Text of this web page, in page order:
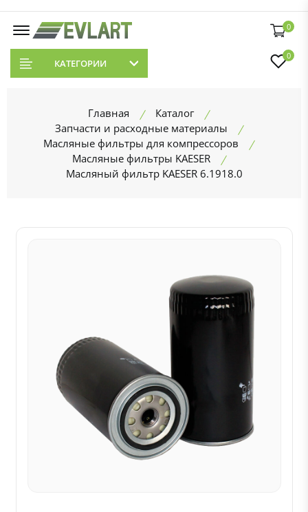
0
КАТЕГОРИИ
0
Главная
Каталог
Запчасти и расходные материалы
Масляные фильтры для компрессоров
Масляные фильтры KAESER
Масляный фильтр KAESER 6.1918.0